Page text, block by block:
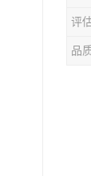
评
品